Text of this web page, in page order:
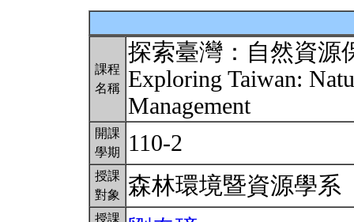
課程
名稱
探索臺灣：自然資源
Exploring Taiwan:
Management
開課
學期
110-2
授課
對象
森林環境暨資源學系
授課